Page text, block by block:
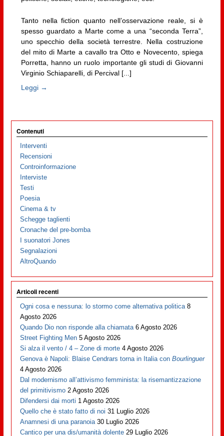
Tanto nella fiction quanto nell’osservazione reale, si è
spesso guardato a Marte come a una “seconda Terra”,
uno specchio della società terrestre. Nella costruzione
del mito di Marte a cavallo tra Otto e Novecento, spiega
Porretta, hanno un ruolo importante gli studi di Giovanni
Virginio Schiaparelli, di Percival [...]
Leggi →
Contenuti
Interventi
Recensioni
Controinformazione
Interviste
Testi
Poesia
Cinema & tv
Schegge taglienti
Cronache del pre-bomba
I suonatori Jones
Segnalazioni
AltroQuando
Articoli recenti
Ogni cosa e nessuna: lo stormo come alternativa politica 8
Agosto 2026
Quando Dio non risponde alla chiamata 6 Agosto 2026
Street Fighting Men 5 Agosto 2026
Si alza il vento / 4 – Zone di morte 4 Agosto 2026
Genova è Napoli: Blaise Cendrars torna in Italia conBourlinguer
4 Agosto 2026
Dal modernismo all’attivismo femminista: la risemantizzazione
del primitivismo 2 Agosto 2026
Difendersi dai morti 1 Agosto 2026
Quello che è stato fatto di noi 31 Luglio 2026
Anamnesi di una paranoia 30 Luglio 2026
Cantico per una dis/umanità dolente 29 Luglio 2026